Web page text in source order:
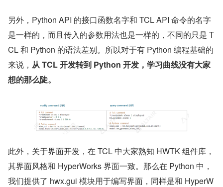
另外，Python API 的接口函数名字和 TCL API 命令的名字
是一样的，而且传入的参数用法也是一样的，不同的只是 T
CL 和 Python 的语法差别。所以对于有 Python 编程基础的
来说， 从 TCL 开发转到 Python 开发，学习曲线没有大家
想的那么陡。
此外，关于界面开发，在 TCL 中大家熟知 HWTK 组件库，
其界面风格和 HyperWorks 界面一致。那么在 Python 中，
我们提供了 hwx.gui 模块用于编写界面，同样是和 HyperW